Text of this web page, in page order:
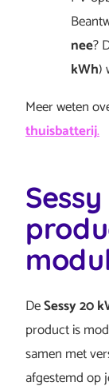
nee?
kWh)
Meer weten
thuisbatterij.
DeSessy 20
product is
samen met
afgestemd op